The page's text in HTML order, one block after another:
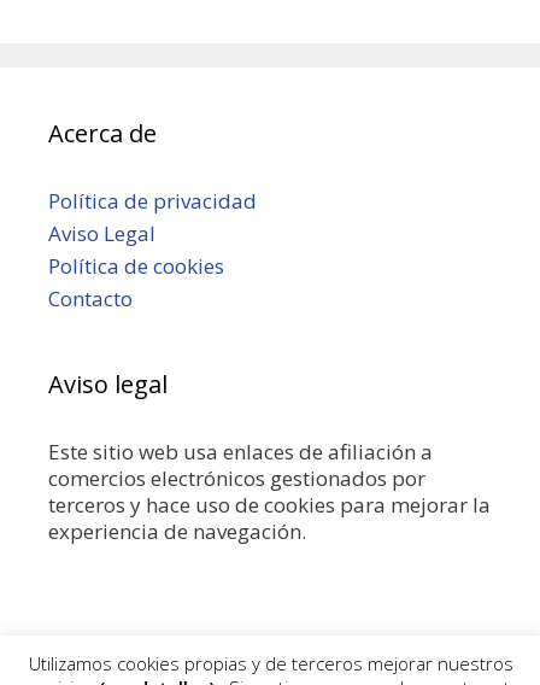
Acerca de
Política de privacidad
Aviso Legal
Política de cookies
Contacto
Aviso legal
Este sitio web usa enlaces de afiliación a
comercios electrónicos gestionados por
terceros y hace uso de cookies para mejorar la
experiencia de navegación.
2026 - Mecanico.net - Guía de mecánica y automovilismo.
Utilizamos cookies propias y de terceros mejorar nuestros